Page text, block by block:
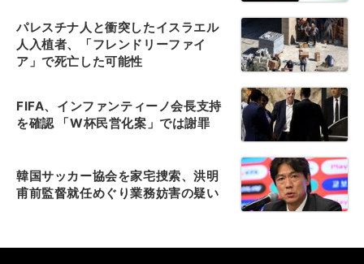
パレスチナ人と衝突したイスラエル
人入植者、「フレンドリーファイ
ア」で死亡した可能性
FIFA、インファンティーノ会長支持
を確認 「W杯民営化案」では謝罪
韓国サッカー協会を家宅捜索、洪明
甫前監督就任めぐり業務妨害の疑い